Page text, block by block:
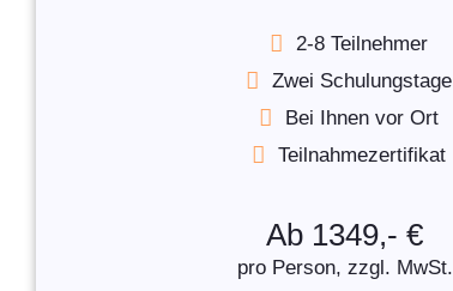
2-8 Teilnehmer
Zwei Schulungstage
Bei Ihnen vor Ort
Teilnahmezertifikat
Ab 1349,- €
pro Person, zzgl. MwSt.